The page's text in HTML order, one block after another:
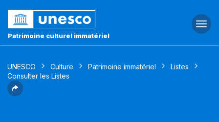
Patrimoine culturel immatériel
UNESCO Culture Patrimoine immatériel
Listes
Consulter les Listes